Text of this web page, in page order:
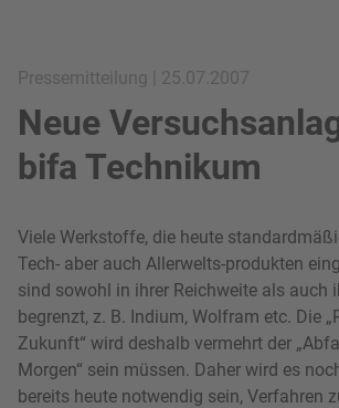
Pressemitteilung | 25.07.2007
Neue
bifa Technikum
Viele Werkstoffe, die heute
Tech- aber auch Allerwelts-produkten
sind sowohl in ihrer Reichweite als auch
begrenzt, z. B. Indium, Wolfram etc. Die
Zukunft“ wird deshalb vermehrt der
Morgen“ sein müssen. Daher wird es
bereits heute notwendig sein, Verfahren